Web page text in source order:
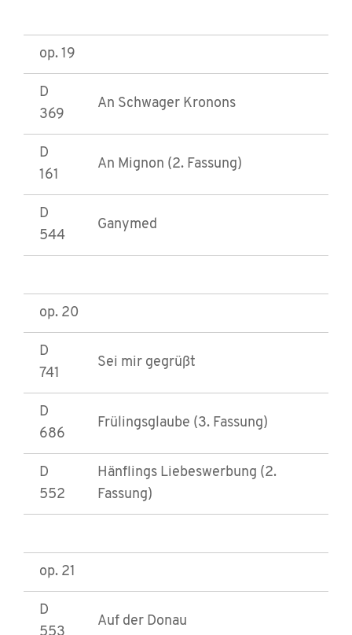
op. 19
D
369
An Schwager Kronons
D
161
An Mignon (2. Fassung)
D
544
Ganymed
op. 20
D
741
Sei mir gegrüßt
D
686
Frülingsglaube (3. Fassung)
D
552
Hänflings Liebeswerbung (2.
Fassung)
op. 21
D
Auf der Donau